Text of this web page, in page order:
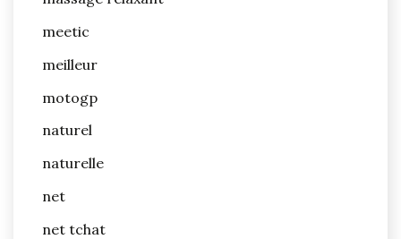
meetic
meilleur
motogp
naturel
naturelle
net
net tchat